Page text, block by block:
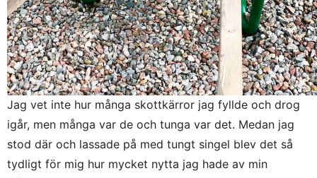
Jag vet inte hur många skottkärror jag fyllde och drog
igår, men många var de och tunga var det. Medan jag
stod där och lassade på med tungt singel blev det så
tydligt för mig hur mycket nytta jag hade av min